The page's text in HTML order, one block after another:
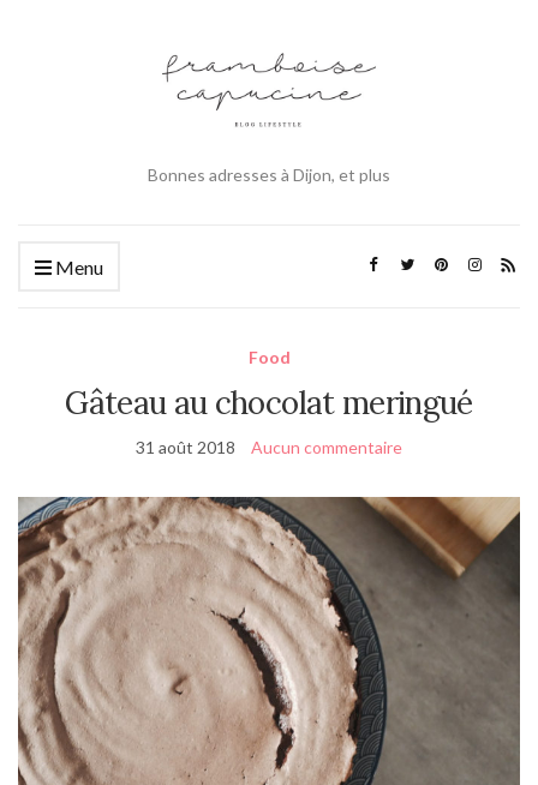
Bonnes adresses à Dijon, et plus
Menu
Food
Gâteau au chocolat meringué
31 août 2018 Aucun commentaire